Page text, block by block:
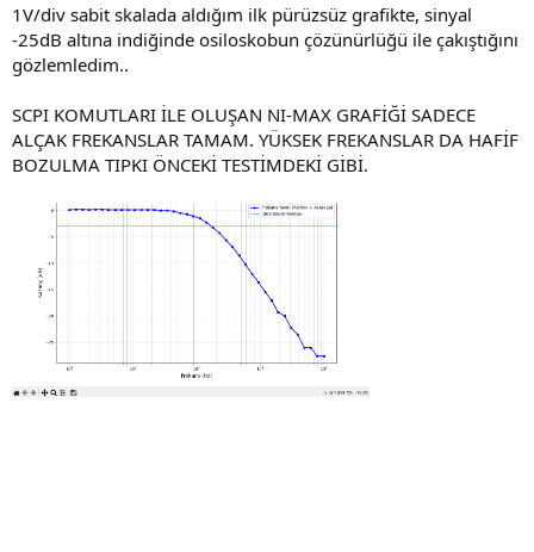
1V/div sabit skalada aldığım ilk pürüzsüz grafikte, sinyal
-25dB altına indiğinde osiloskobun çözünürlüğü ile çakıştığını
gözlemledim..
SCPI KOMUTLARI İLE OLUŞAN NI-MAX GRAFİĞİ SADECE
ALÇAK FREKANSLAR TAMAM. YÜKSEK FREKANSLAR DA HAFİF
BOZULMA TIPKI ÖNCEKİ TESTİMDEKİ GİBİ.